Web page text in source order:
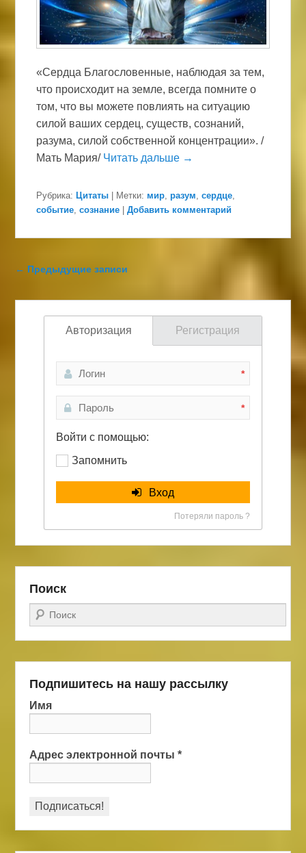
«Сердца Благословенные, наблюдая за тем,
что происходит на земле, всегда помните о
том, что вы можете повлиять на ситуацию
силой ваших сердец, существ, сознаний,
разума, силой собственной концентрации». /
Мать Мария/ Читать дальше →
Рубрика: Цитаты Метки: мир,разум,сердце,
событие,сознание |Добавить комментарий
Навигация по записям
← Предыдущие записи
Авторизация Регистрация
*
*
Войти с помощью:
Запомнить
Вход
Потеряли пароль ?
Поиск
Поиск
Подпишитесь на нашу рассылку
Имя
Адрес электронной почты*